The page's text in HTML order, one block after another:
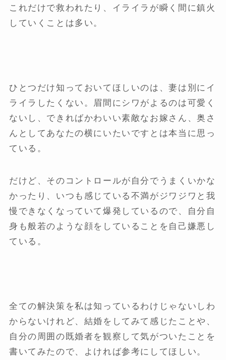
これだけで救われたり、イライラが瞬く間に鎮火
していくことは多い。
ひとつだけ知っておいてほしいのは、妻は別にイ
ライラしたくない。眉間にシワがよるのは可愛く
ないし、できればかわいい素敵なお嫁さん、奥さ
んとしてあなたの横にいたいですとは本当に思っ
ている。
だけど、そのコントロールが自分でうまくいかな
かったり、いつも感じている不満がジワジワと我
慢できなくなっていて爆発しているので、自分自
身も般若のような顔をしていることを自己嫌悪し
ている。
全ての解決策を私は知っているわけじゃないしわ
からないけれど、結婚をしてみて感じたことや、
自分の周囲の既婚者を観察して気がついたことを
書いてみたので、よければ参考にしてほしい。